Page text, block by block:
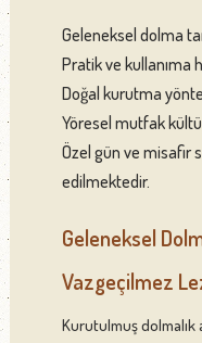
Geleneksel dolma
Pratik ve kullanıma
Doğal kurutma
Yöresel mutfak
Özel gün ve misafir
edilmektedir.
Geleneksel
Vazgeçilmez
Kurutulmuş dolmalık